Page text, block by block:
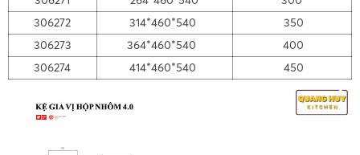
306272
314*460*540
350
306273
364*460*540
400
306274
414*460*540 450